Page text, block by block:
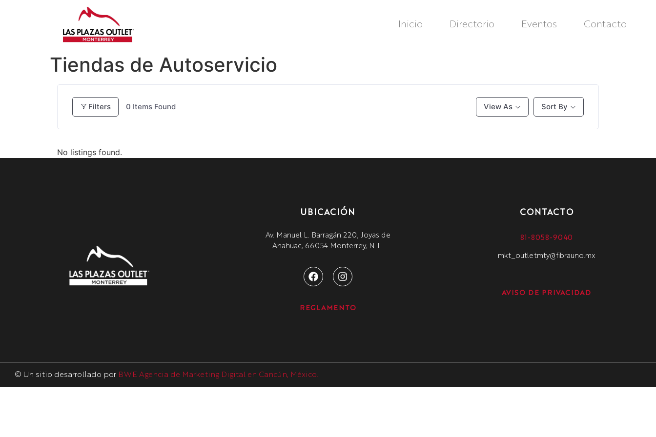
Inicio Directorio Eventos Contacto
Tiendas de Autoservicio
Filters 0 Items Found View As Sort By
No listings found.
UBICACIÓN
Av. Manuel L. Barragán 220, Joyas de
Anahuac, 66054 Monterrey, N.L.
REGLAMENTO
CONTACTO
81-8058-9040
mkt_outletmty@fibrauno.mx
AVISO DE PRIVACIDAD
© Un sitio desarrollado por BWE Agencia de Marketing Digital en Cancún, México.